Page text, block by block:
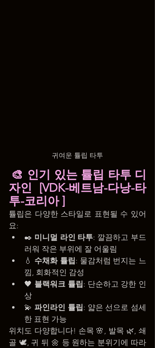
귀여운 튤립 타투
🎨 인기 있는 튤립 타투 디
자인 [VDK-베트남-다낭-타
투-코리아 ]
튤립은 다양한 스타일로 표현될 수 있어
요:
✒️ 미니멀 라인 타투: 깔끔하고 부드
러워 작은 부위에 잘 어울림
💧 수채화 튤립: 물감처럼 번지는 느
낌, 회화적인 감성
🖤 블랙워크 튤립: 단순하고 강한 인
상
💫 파인라인 튤립: 얇은 선으로 섬세
한 표현 가능
위치도 다양합니다! 손목 🌸, 발목 🌿, 쇄
골 🕊️, 귀 뒤 🌼 등 원하는 분위기에 따라